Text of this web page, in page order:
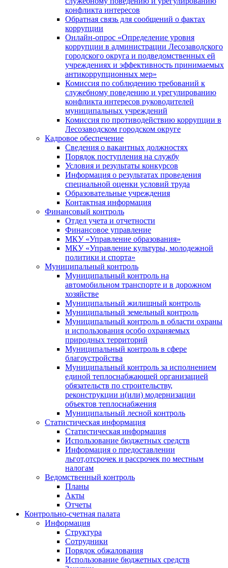
конфликта интересов
Обратная связь для сообщений о фактах
коррупции
Онлайн-опрос «Определение уровня
коррупции в администрации Лесозаводского
городского округа и подведомственных ей
учреждениях и эффективность принимаемых
антикоррупционных мер»
Комиссия по соблюдению требований к
служебному поведению и урегулированию
конфликта интересов руководителей
муниципальных учреждений
Комиссия по противодействию коррупции в
Лесозаводском городском округе
Кадровое обеспечение
Сведения о вакантных должностях
Порядок поступления на службу
Условия и результаты конкурсов
Информация о результатах проведения
специальной оценки условий труда
Образовательные учреждения
Контактная информация
Финансовый контроль
Отдел учета и отчетности
Финансовое управление
МКУ «Управление образования»
МКУ «Управление культуры, молодежной
политики и спорта»
Муниципальный контроль
Муниципальный контроль на
автомобильном транспорте и в дорожном
хозяйстве
Муниципальный жилищный контроль
Муниципальный земельный контроль
Муниципальный контроль в области охраны
и использования особо охраняемых
природных территорий
Муниципальный контроль в сфере
благоустройства
Муниципальный контроль за исполнением
единой теплоснабжающей организацией
обязательств по строительству,
реконструкции и(или) модернизации
объектов теплоснабжения
Муниципальный лесной контроль
Статистическая информация
Статистическая информация
Использование бюджетных средств
Информация о предоставлении
льгот,отсрочек и рассрочек по местным
налогам
Ведомственный контроль
Планы
Акты
Отчеты
Контрольно-счетная палата
Информация
Структура
Сотрудники
Порядок обжалования
Использование бюджетных средств